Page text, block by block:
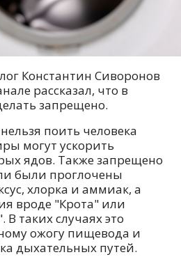
Константин Сиворонов
рассказал, что в
запрещено.
поить человека
могут ускорить
ядов. Также запрещено
были проглочены
хлорка и аммиак, а
вроде "Крота" или
В таких случаях это
ожогу пищевода и
дыхательных путей.